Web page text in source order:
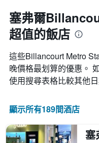
塞弗爾
超值的飯店
這些Billancourt Metro
晚價格最划算的優惠。
使用搜尋表格比較其他
顯示所有189間酒店